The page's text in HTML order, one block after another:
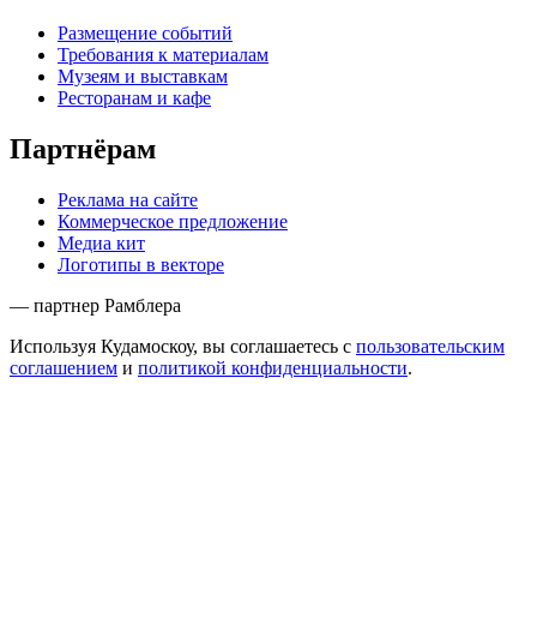
Размещение событий
Требования к материалам
Музеям и выставкам
Ресторанам и кафе
Партнёрам
Реклама на сайте
Коммерческое предложение
Медиа кит
Логотипы в векторе
— партнер Рамблера
Используя Кудамоскоу, вы соглашаетесь с пользовательским
соглашением и политикой конфиденциальности.